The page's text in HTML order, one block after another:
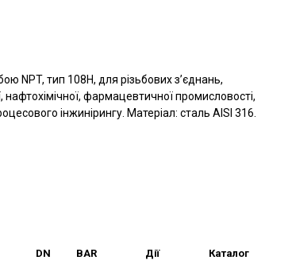
NPT, тип 108H, для різьбових з’єднань,
фармацевтичної промисловості,
інжинірингу. Матеріал: сталь AISI 316.
DN BAR Дії
Каталог